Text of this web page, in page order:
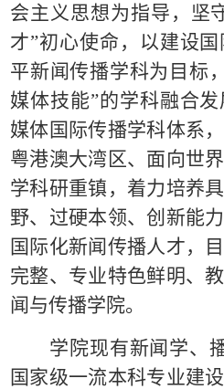
会主义思想为指导，坚
才”初心使命，以建设
平新闻传播学科为目标
媒体技能”的学科融合
媒体国际传播学科体系
粤港澳大湾区、面向世
学科研重镇，着力培养
野、过硬本领、创新能
国际化新闻传播人才，
完整、专业特色鲜明、
闻与传播学院。
学院现有新闻学、
国家级一流本科专业建